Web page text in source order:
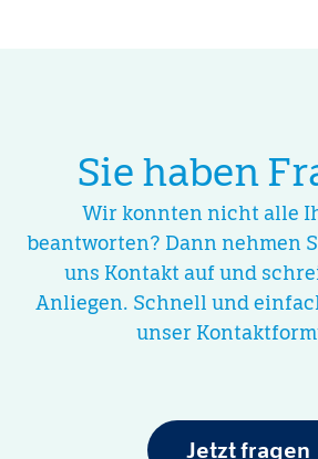
Sie haben
Wir konnten nicht alle
beantworten? Dann nehmen
uns Kontakt auf und
Anliegen. Schnell und
unser
Jetzt fragen